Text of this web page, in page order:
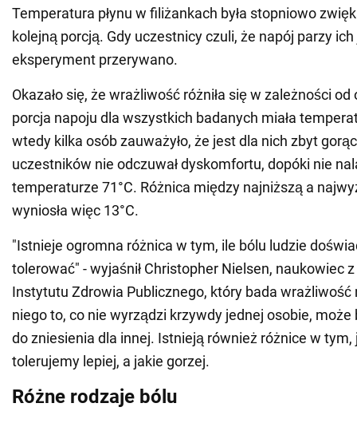
Temperatura płynu w filiżankach była stopniowo
kolejną porcją. Gdy uczestnicy czuli, że napój parzy ich
eksperyment przerywano.
Okazało się, że wrażliwość różniła się w zależności
porcja napoju dla wszystkich badanych miała
wtedy kilka osób zauważyło, że jest dla nich zbyt
uczestników nie odczuwał dyskomfortu, dopóki nie
temperaturze 71°C. Różnica między najniższą a
wyniosła więc 13°C.
"Istnieje ogromna różnica w tym, ile bólu ludzie
tolerować" - wyjaśnił Christopher Nielsen, naukowiec
Instytutu Zdrowia Publicznego, który bada wrażliwość
niego to, co nie wyrządzi krzywdy jednej osobie, może
do zniesienia dla innej. Istnieją również różnice w tym,
tolerujemy lepiej, a jakie gorzej.
Różne rodzaje bólu